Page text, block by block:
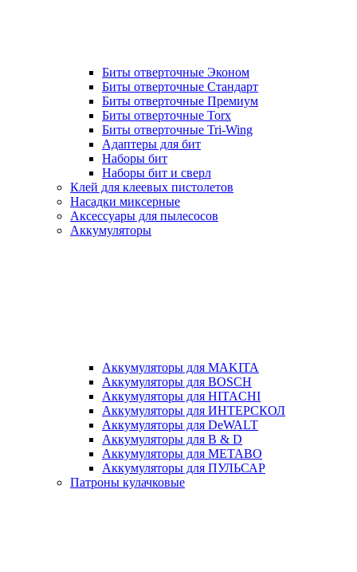
Биты отверточные Эконом
Биты отверточные Стандарт
Биты отверточные Премиум
Биты отверточные Torx
Биты отверточные Tri-Wing
Адаптеры для бит
Наборы бит
Наборы бит и сверл
Клей для клеевых пистолетов
Насадки миксерные
Аксессуары для пылесосов
Аккумуляторы
Аккумуляторы для MAKITA
Аккумуляторы для BOSCH
Аккумуляторы для HITACHI
Аккумуляторы для ИНТЕРСКОЛ
Аккумуляторы для DeWALT
Аккумуляторы для B & D
Аккумуляторы для METABO
Аккумуляторы для ПУЛЬСАР
Патроны кулачковые